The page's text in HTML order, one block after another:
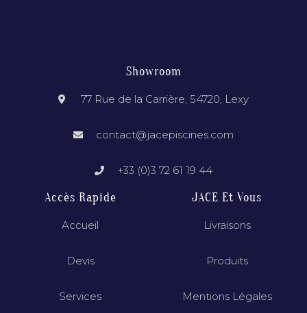
Showroom
77 Rue de la Carrière, 54720, Lexy
contact@jacepiscines.com
+33 (0)3 72 61 19 44
Accès Rapide
Accueil
Devis
Services
JACE Et Vous
Livraisons
Produits
Mentions Légales